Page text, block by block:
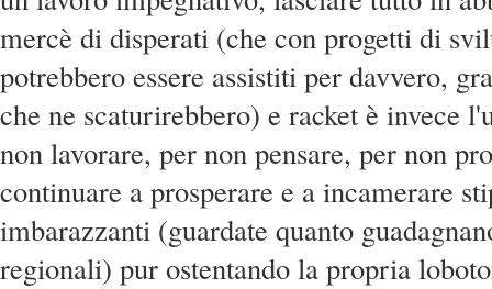
mercè di disperati (che con progetti di
potrebbero essere assistiti per davvero,
che ne scaturirebbero) e racket è invece
non lavorare, per non pensare, per non
continuare a prosperare e a incamerare
imbarazzanti (guardate quanto
regionali) pur ostentando la propria